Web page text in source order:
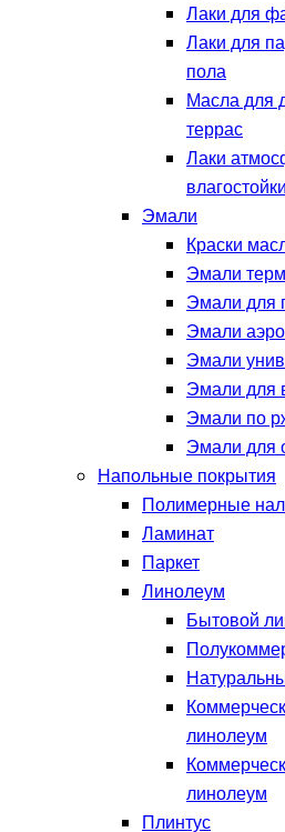
Лаки для
Лаки для
пола
Масла для
террас
Лаки
Эмали
Краски
Эмали
Эмали для
Эмали
Эмали
Эмали для
Эмали по
Эмали для
Напольные покрытия
Полимерные
Ламинат
Паркет
Линолеум
Бытовой
линолеум
линолеум
Плинтус